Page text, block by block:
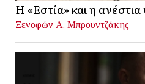
Η «Εστία» και η ανέστια
Ξενοφών Α. Μπρουντζάκης